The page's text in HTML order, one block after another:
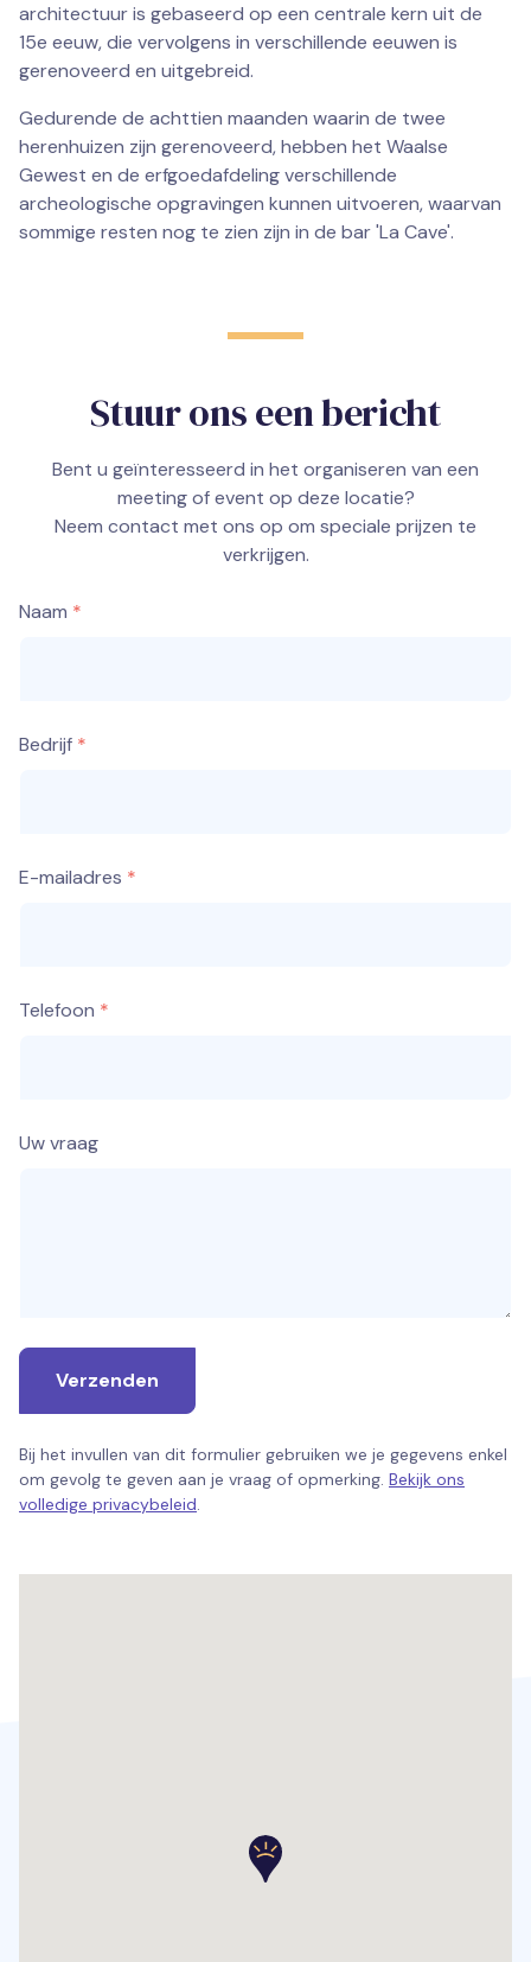
architectuur is gebaseerd op een centrale kern uit de
15e eeuw, die vervolgens in verschillende eeuwen is
gerenoveerd en uitgebreid.
Gedurende de achttien maanden waarin de twee
herenhuizen zijn gerenoveerd, hebben het Waalse
Gewest en de erfgoedafdeling verschillende
archeologische opgravingen kunnen uitvoeren, waarvan
sommige resten nog te zien zijn in de bar 'La Cave'.
Stuur ons een bericht
Bent u geïnteresseerd in het organiseren van een
meeting of event op deze locatie?
Neem contact met ons op om speciale prijzen te
verkrijgen.
Naam
Bedrijf
E-mailadres
Telefoon
Uw vraag
Verzenden
Bij het invullen van dit formulier gebruiken we je gegevens enkel
om gevolg te geven aan je vraag of opmerking. Bekijk ons
volledige privacybeleid.